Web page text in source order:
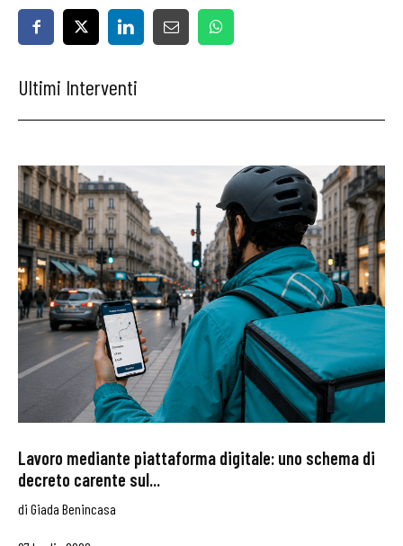
Ultimi Interventi
Lavoro mediante piattaforma digitale: uno schema di
decreto carente sul...
di Giada Benincasa